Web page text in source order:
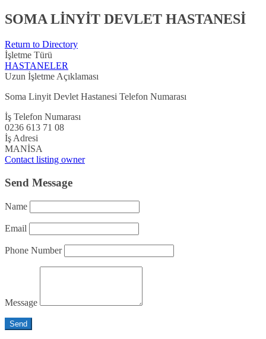
SOMA LİNYİT DEVLET HASTANESİ
Return to Directory
İşletme Türü
HASTANELER
Uzun İşletme Açıklaması
Soma Linyit Devlet Hastanesi Telefon Numarası
İş Telefon Numarası
0236 613 71 08
İş Adresi
MANİSA
Contact listing owner
Send Message
Name
Email
Phone Number
Message